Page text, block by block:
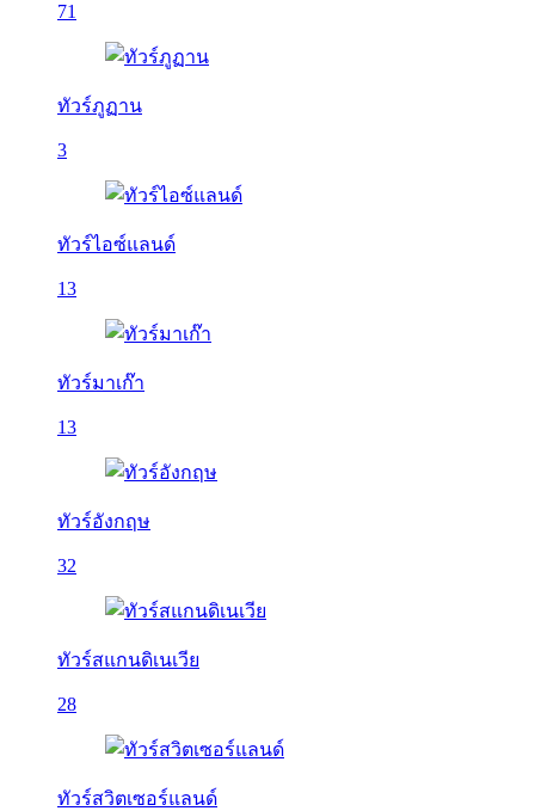
71
ทัวร์ภูฏาน
3
ทัวร์ไอซ์แลนด์
13
ทัวร์มาเก๊า
13
ทัวร์อังกฤษ
32
ทัวร์สแกนดิเนเวีย
28
ทัวร์สวิตเซอร์แลนด์